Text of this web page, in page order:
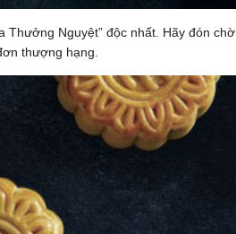
Thưởng Nguyệt” độc nhất. Hãy đón chờ
thượng hạng.